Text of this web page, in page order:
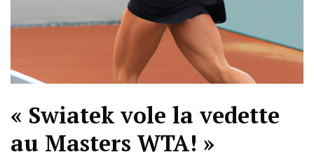
« Swiatek vole la vedette
au Masters WTA! »